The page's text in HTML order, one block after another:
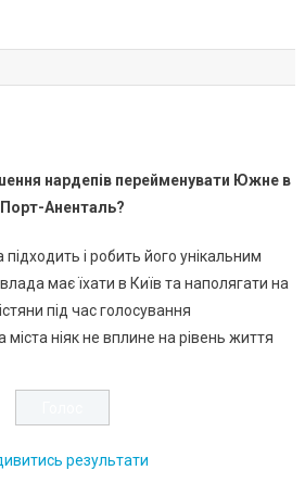
нардепів перейменувати Южне в
Порт-Аненталь?
і робить його унікальним
має їхати в Київ та наполягати на
під час голосування
ніяк не вплине на рівень життя
результати